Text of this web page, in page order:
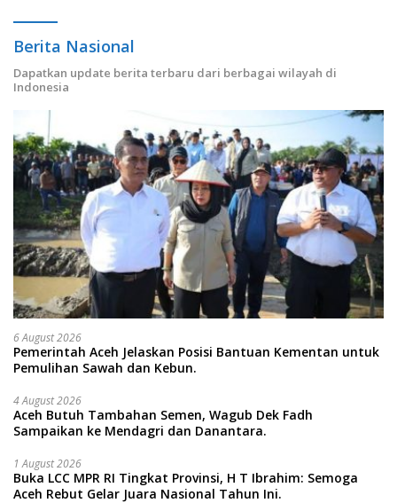
Berita Nasional
Dapatkan update berita terbaru dari berbagai wilayah di
Indonesia
6 August 2026
Pemerintah Aceh Jelaskan Posisi Bantuan Kementan untuk
Pemulihan Sawah dan Kebun.
4 August 2026
Aceh Butuh Tambahan Semen, Wagub Dek Fadh
Sampaikan ke Mendagri dan Danantara.
1 August 2026
Buka LCC MPR RI Tingkat Provinsi, H T Ibrahim: Semoga
Aceh Rebut Gelar Juara Nasional Tahun Ini.